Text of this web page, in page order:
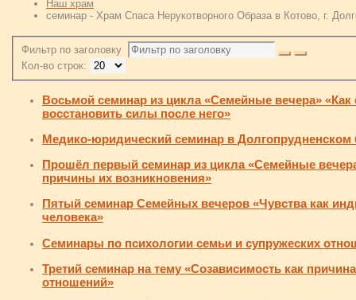
Наш храм
семинар - Храм Спаса Нерукотворного Образа в Котово, г.
Фильтр по заголовку
Кол-во строк:
Восьмой семинар из цикла «Семейные вечера» «Как
восстановить силы после него»
Медико-юридический семинар в Долгопрудненском
Прошёл первый семинар из цикла «Семейные
причины их возникновения»
Пятый семинар Семейных вечеров «Чувства как
человека»
Семинары по психологии семьи и супружеских
Третий семинар на тему «Созависимость как
отношений»